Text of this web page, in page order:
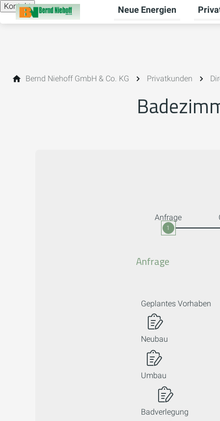
Kontakt Neue Energien
Bernd Niehoff GmbH & Co. KG Privatkunden
Anfrage
1
Anfrage
Geplantes Vorhaben
Neubau
Umbau
Badverlegung